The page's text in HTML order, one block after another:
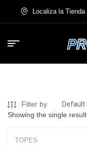
Localiza la Tienda
Filter by
Showing the single result
TOPES